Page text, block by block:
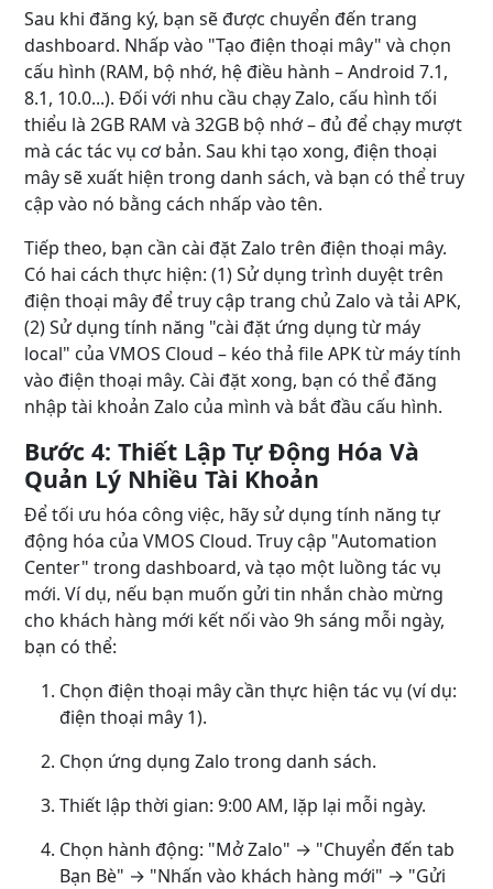
Sau khi đăng ký, bạn sẽ được chuyển đến trang
dashboard. Nhấp vào "Tạo điện thoại mây" và chọn
cấu hình (RAM, bộ nhớ, hệ điều hành – Android 7.1,
8.1, 10.0...). Đối với nhu cầu chạy Zalo, cấu hình tối
thiểu là 2GB RAM và 32GB bộ nhớ – đủ để chạy mượt
mà các tác vụ cơ bản. Sau khi tạo xong, điện thoại
mây sẽ xuất hiện trong danh sách, và bạn có thể truy
cập vào nó bằng cách nhấp vào tên.
Tiếp theo, bạn cần cài đặt Zalo trên điện thoại mây.
Có hai cách thực hiện: (1) Sử dụng trình duyệt trên
điện thoại mây để truy cập trang chủ Zalo và tải APK,
(2) Sử dụng tính năng "cài đặt ứng dụng từ máy
local" của VMOS Cloud – kéo thả file APK từ máy tính
vào điện thoại mây. Cài đặt xong, bạn có thể đăng
nhập tài khoản Zalo của mình và bắt đầu cấu hình.
Bước 4: Thiết Lập Tự Động Hóa Và
Quản Lý Nhiều Tài Khoản
Để tối ưu hóa công việc, hãy sử dụng tính năng tự
động hóa của VMOS Cloud. Truy cập "Automation
Center" trong dashboard, và tạo một luồng tác vụ
mới. Ví dụ, nếu bạn muốn gửi tin nhắn chào mừng
cho khách hàng mới kết nối vào 9h sáng mỗi ngày,
bạn có thể:
Chọn điện thoại mây cần thực hiện tác vụ (ví dụ:
điện thoại mây 1).
Chọn ứng dụng Zalo trong danh sách.
Thiết lập thời gian: 9:00 AM, lặp lại mỗi ngày.
Chọn hành động: "Mở Zalo" → "Chuyển đến tab
Bạn Bè" → "Nhấn vào khách hàng mới" → "Gửi